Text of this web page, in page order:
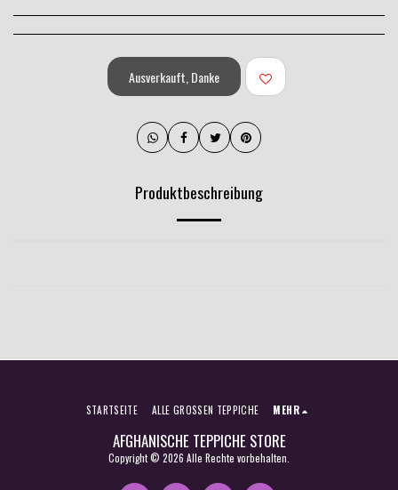
Ausverkauft, Danke
Produktbeschreibung
AFGHANISCHE TEPPICHE STORE
Copyright © 2026 Alle Rechte vorbehalten.
STARTSEITE ALLE GROSSEN TEPPICHE MEHR